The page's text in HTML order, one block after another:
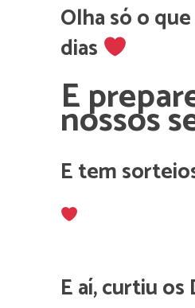
Olha só o
dias
E
nossos
E tem
E aí, curtiu os